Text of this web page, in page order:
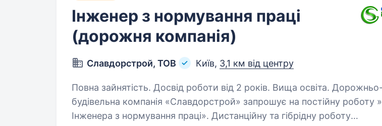
Інженер з нормування праці
(дорожня компанія)
Славдорстрой, ТОВ Київ, 3,1 км від центру
Повна зайнятість. Досвід роботи від 2 років. Вища освіта. Дорожньо-
будівельна компанія «Славдорстрой» запрошує на постійну роботу »
Інженера з нормування праці». Дистанційну та гібрідну роботу